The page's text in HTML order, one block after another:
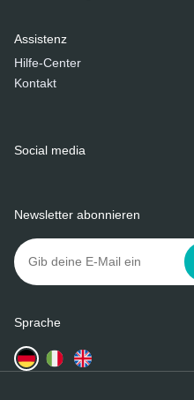
Assistenz
Hilfe-Center
Kontakt
Social media
Newsletter abonnieren
Sprache